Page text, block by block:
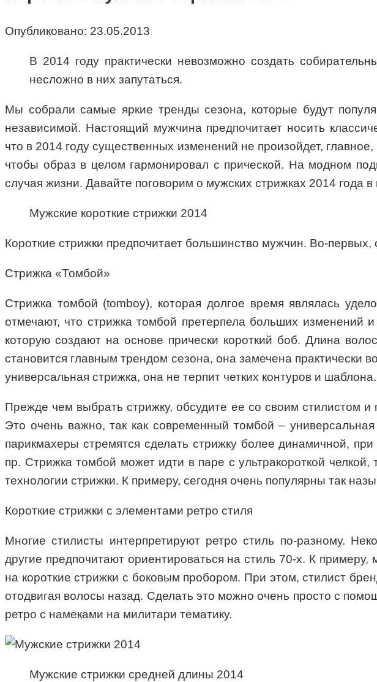
Опубликовано: 23.05.2013
В 2014 году практически невозможно создать
несложно в них запутаться.
Мы собрали самые яркие тренды сезона, которые будут
независимой. Настоящий мужчина предпочитает носить
что в 2014 году существенных изменений не произойдет,
чтобы образ в целом гармонировал с прической. На модном
случая жизни. Давайте поговорим о мужских стрижках 2014 года в
Мужские короткие стрижки 2014
Короткие стрижки предпочитает большинство мужчин. Во-
Стрижка «Томбой»
Стрижка томбой (tomboy), которая долгое время являлась
отмечают, что стрижка томбой претерпела больших изменений
которую создают на основе прически короткий боб. Длина
становится главным трендом сезона, она замечена
универсальная стрижка, она не терпит четких контуров и шаблона.
Прежде чем выбрать стрижку, обсудите ее со своим стилистом
Это очень важно, так как современный томбой –
парикмахеры стремятся сделать стрижку более динамичной,
пр. Стрижка томбой может идти в паре с ультракороткой
технологии стрижки. К примеру, сегодня очень популярны так
Короткие стрижки с элементами ретро стиля
Многие стилисты интерпретируют ретро стиль по-разному.
другие предпочитают ориентироваться на стиль 70-х. К
на короткие стрижки с боковым пробором. При этом, стилист
отодвигая волосы назад. Сделать это можно очень просто с
ретро с намеками на милитари тематику.
Мужские стрижки средней длины 2014